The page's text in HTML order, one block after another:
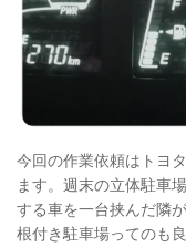
今回の作業依頼はトヨ
ます。週末の立体駐車
する車を一台挟んだ隣
根付き駐車場ってのも